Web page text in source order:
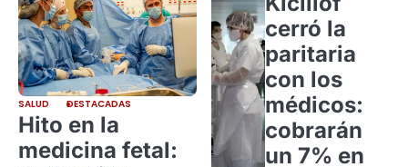
SALUD DESTACADAS
Hito en la
medicina fetal:
cerró la
paritaria
con los
médicos:
cobrarán
un 7% en